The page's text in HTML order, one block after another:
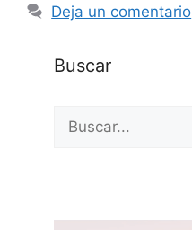
Deja un comentario
Buscar